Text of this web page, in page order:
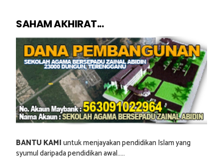
SAHAM AKHIRAT...
BANTU KAMIuntuk menjayakan pendidikan Islam yang
syumul daripada pendidikan awal.....